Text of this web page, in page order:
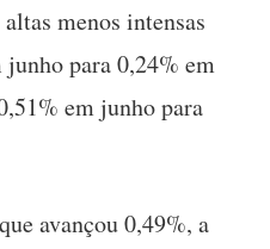
menos intensas
para 0,24% em
em junho para
avançou 0,49%, a